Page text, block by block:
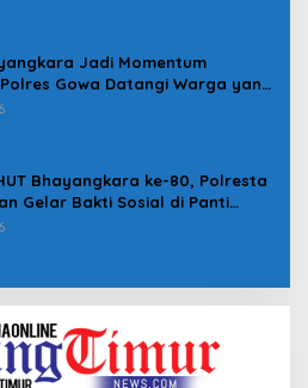
Jadi Momentum
Gowa Datangi Warga yang
Bhayangkara ke-80, Polresta
Gelar Bakti Sosial di Panti
Rahmah